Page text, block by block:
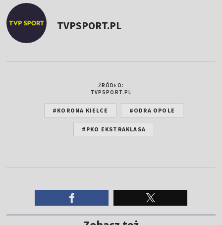
TVPSPORT.PL
ŹRÓDŁO:
TVPSPORT.PL
#KORONA KIELCE #ODRA OPOLE
#PKO EKSTRAKLASA